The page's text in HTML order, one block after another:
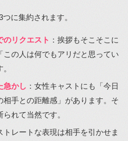
に集約されます。
のリクエスト ：挨拶もそこそこに
この人は何でもアリだと思ってい
急かし ：女性キャストにも「今日
相手との距離感」があります。そ
れて当然です。
トレートな表現は相手を引かせま